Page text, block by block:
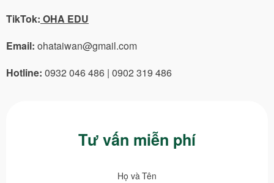
TikTok: OHA EDU
Email: ohataiwan@gmail.com
Hotline: 0932 046 486 | 0902 319 486
Tư vấn miễn phí
Họ và Tên